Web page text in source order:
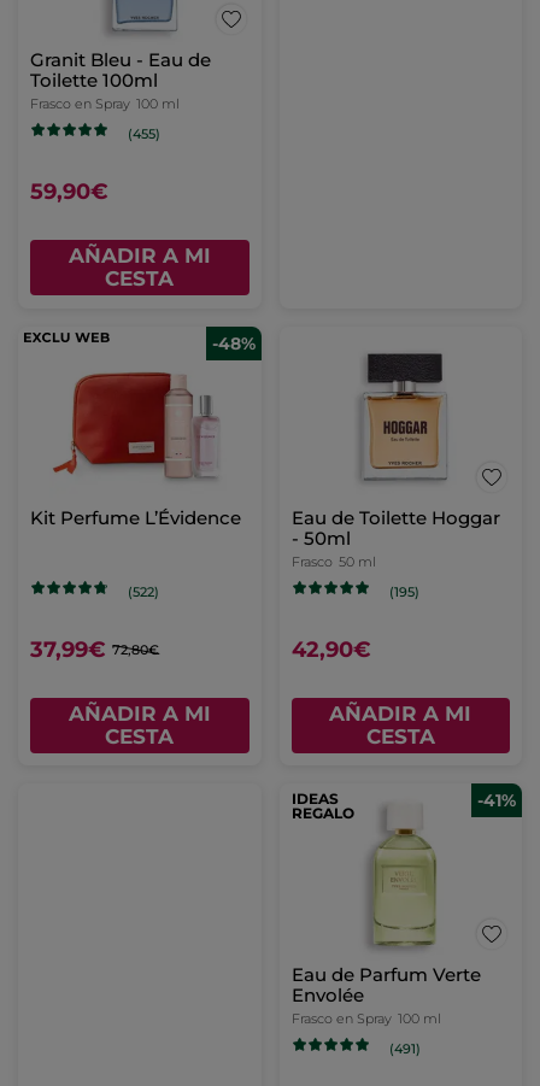
Granit Bleu - Eau de
Toilette 100ml
Frasco en Spray 100 ml
(455)
59,90€
AÑADIR A MI
CESTA
-48%
Kit Perfume L’Évidence
(522)
37,99€ 72,80€
AÑADIR A MI
CESTA
Eau de Toilette Hoggar
- 50ml
Frasco 50 ml
(195)
42,90€
AÑADIR A MI
CESTA
IDEAS
REGALO
-41%
Eau de Parfum Verte
Envolée
Frasco en Spray 100 ml
(491)